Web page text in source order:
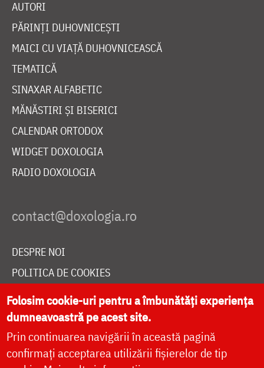
AUTORI
PĂRINȚI DUHOVNICEȘTI
MAICI CU VIAȚĂ DUHOVNICEASCĂ
TEMATICĂ
SINAXAR ALFABETIC
MĂNĂSTIRI ȘI BISERICI
CALENDAR ORTODOX
WIDGET DOXOLOGIA
RADIO DOXOLOGIA
DESPRE NOI
POLITICA DE COOKIES
DONEAZĂ ONLINE PENTRU CATEDRALA NAȚIONALĂ
LIVE
Folosim cookie-uri pentru a îmbunătăți experiența
dumneavoastră pe acest site.
Prin continuarea navigării în această pagină
confirmați acceptarea utilizării fișierelor de tip